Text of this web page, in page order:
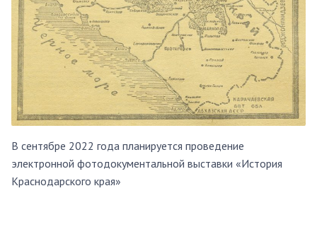
В сентябре 2022 года планируется проведение
электронной фотодокументальной выставки «История
Краснодарского края»